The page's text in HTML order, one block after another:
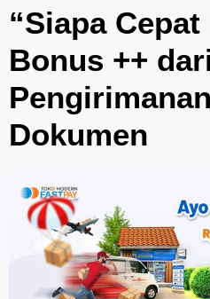
“Siapa Cepat
Bonus ++
Dokumen